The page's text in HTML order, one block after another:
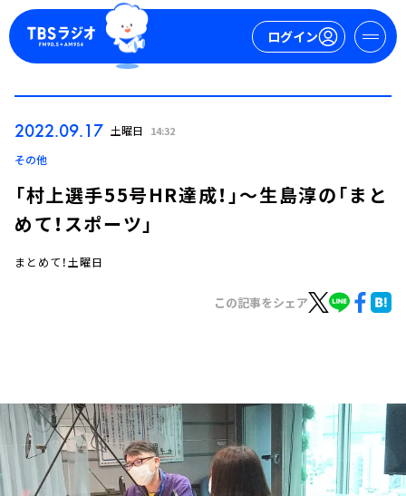
ログイン
お知らせ
イベント・グッズ
YouTube
会社情報
2022.09.17 土曜日 14:32
その他
「村上選手55号HR達成！」～生島淳の「まと
めて！スポーツ」
まとめて！土曜日
この記事をシェア